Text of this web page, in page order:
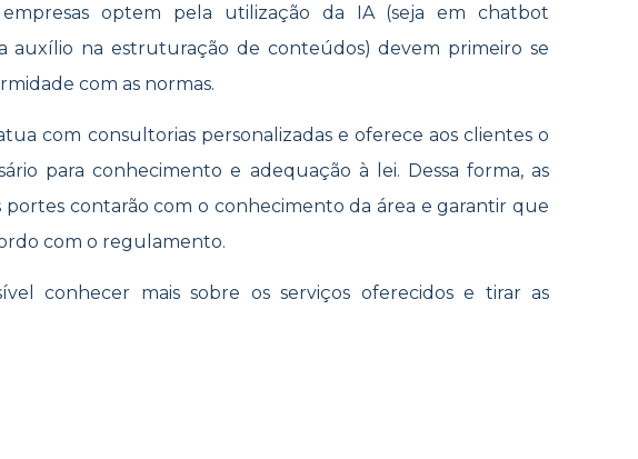
empresas optem pela utilização da IA (seja em chatbot
auxílio na estruturação de conteúdos) devem primeiro se
com as normas.
com consultorias personalizadas e oferece aos clientes o
para conhecimento e adequação à lei. Dessa forma, as
portes contarão com o conhecimento da área e garantir que
com o regulamento.
conhecer mais sobre os serviços oferecidos e tirar as